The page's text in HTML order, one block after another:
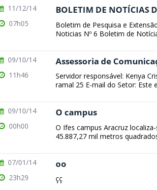
BOLETIM DE NOTÍCIAS
Boletim de Pesquisa e
Noticias Nº 6 Boletim de
11/12/14
07h05
Assessoria de
Servidor responsável: Kenya
ramal 25 E-mail do Setor: Este
09/10/14
11h46
O campus
O Ifes campus Aracruz
45.887,27 mil metros
09/10/14
00h00
oo
çç
07/01/14
23h29